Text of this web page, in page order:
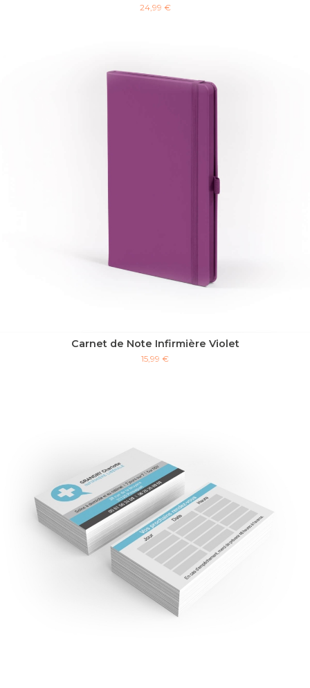
24,99 €
Carnet de Note Infirmière Violet
15,99 €